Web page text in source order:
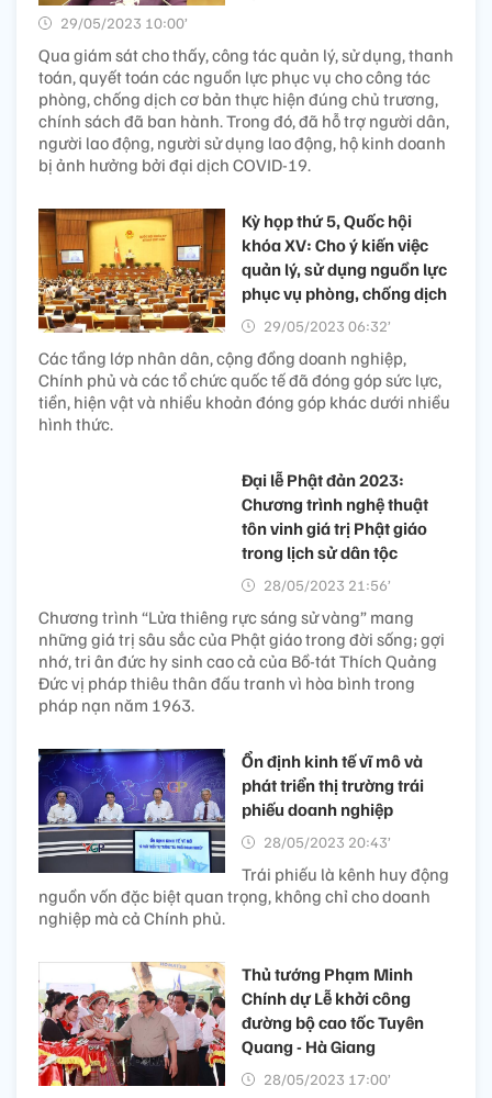
29/05/2023 10:00’
Qua giám sát cho thấy, công tác quản lý, sử dụng, thanh
toán, quyết toán các nguồn lực phục vụ cho công tác
phòng, chống dịch cơ bản thực hiện đúng chủ trương,
chính sách đã ban hành. Trong đó, đã hỗ trợ người dân,
người lao động, người sử dụng lao động, hộ kinh doanh
bị ảnh hưởng bởi đại dịch COVID-19.
Kỳ họp thứ 5, Quốc hội
khóa XV: Cho ý kiến việc
quản lý, sử dụng nguồn lực
phục vụ phòng, chống dịch
29/05/2023 06:32’
Các tầng lớp nhân dân, cộng đồng doanh nghiệp,
Chính phủ và các tổ chức quốc tế đã đóng góp sức lực,
tiền, hiện vật và nhiều khoản đóng góp khác dưới nhiều
hình thức.
Đại lễ Phật đản 2023:
Chương trình nghệ thuật
tôn vinh giá trị Phật giáo
trong lịch sử dân tộc
28/05/2023 21:56’
Chương trình “Lửa thiêng rực sáng sử vàng” mang
những giá trị sâu sắc của Phật giáo trong đời sống; gợi
nhớ, tri ân đức hy sinh cao cả của Bồ-tát Thích Quảng
Đức vị pháp thiêu thân đấu tranh vì hòa bình trong
pháp nạn năm 1963.
Ổn định kinh tế vĩ mô và
phát triển thị trường trái
phiếu doanh nghiệp
28/05/2023 20:43’
Trái phiếu là kênh huy động
nguồn vốn đặc biệt quan trọng, không chỉ cho doanh
nghiệp mà cả Chính phủ.
Thủ tướng Phạm Minh
Chính dự Lễ khởi công
đường bộ cao tốc Tuyên
Quang - Hà Giang
28/05/2023 17:00’